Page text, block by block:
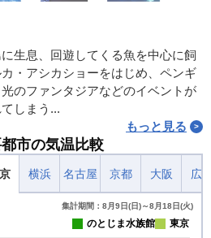
生息、回遊してくる魚を中心に飼
・アシカショーをはじめ、ペンギ
のファンタジアなどのイベントが
しまう...
もっと見る
市の気温比較
横浜 名古屋 京都 大阪 広
集計期間：8月9日(日)～8月18日(火)
のとじま水族館 東京